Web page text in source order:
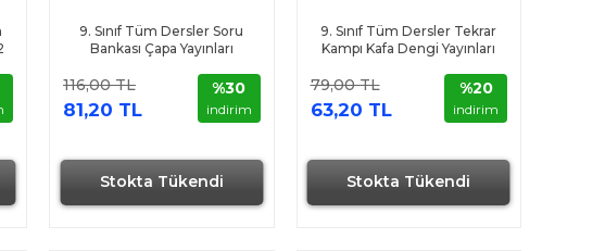
Stokta Tükendi
9. Sınıf Tüm Dersler Soru
Bankası Çapa Yayınları
116,00 TL
81,20 TL
%30
indirim
Stokta Tükendi
9. Sınıf Tüm Dersler Tekrar
Kampı Kafa Dengi Yayınları
79,00 TL
63,20 TL
%20
indirim